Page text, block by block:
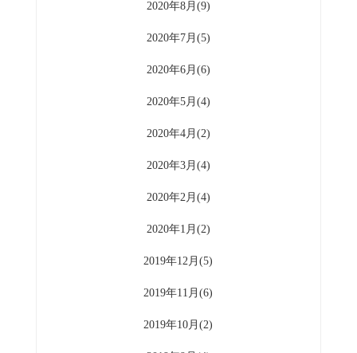
2020年8月(9)
2020年7月(5)
2020年6月(6)
2020年5月(4)
2020年4月(2)
2020年3月(4)
2020年2月(4)
2020年1月(2)
2019年12月(5)
2019年11月(6)
2019年10月(2)